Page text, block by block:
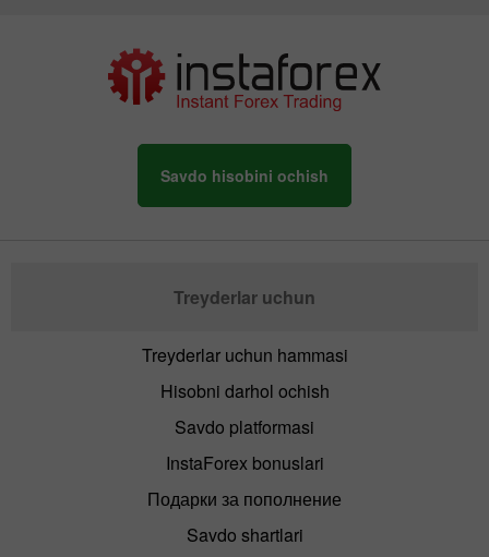
Savdo hisobini ochish
Treyderlar uchun
Treyderlar uchun hammasi
Hisobni darhol ochish
Savdo platformasi
InstaForex bonuslari
Подарки за пополнение
Savdo shartlari